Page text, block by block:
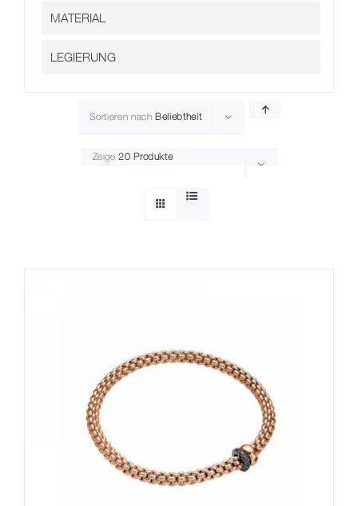
Sortieren nach Beliebtheit
Zeige20 Produkte